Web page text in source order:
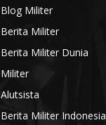
Blog Militer
Berita Militer
Berita Militer Dunia
Militer
Alutsista
Berita Militer Indonesia